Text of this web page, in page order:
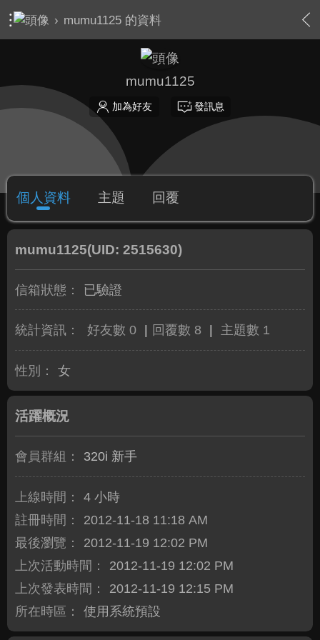
› mumu1125 的資料
mumu1125
加為好友 發訊息
個人資料 主題 回覆
mumu1125(UID: 2515630)
信箱狀態： 已驗證
統計資訊： 好友數 0 回覆數 8 主題數 1
性別： 女
活躍概況
會員群組： 320i 新手
上線時間：
4 小時
註冊時間：
2012-11-18 11:18 AM
最後瀏覽：
2012-11-19 12:02 PM
上次活動時間：
2012-11-19 12:02 PM
上次發表時間：
2012-11-19 12:15 PM
所在時區：
使用系統預設